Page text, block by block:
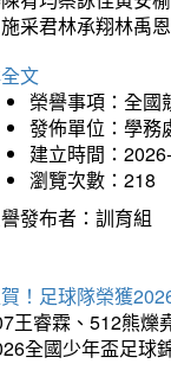
采君林承翔林禹
文
榮譽事項：全國
發佈單位：學務
建立時間：
瀏覽次數：218
發布者：訓育組
！足球隊榮獲
王睿霖、512熊爍
全國少年盃足球